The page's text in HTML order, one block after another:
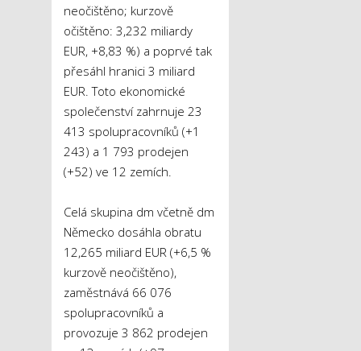
neočištěno; kurzově
očištěno: 3,232 miliardy
EUR, +8,83 %) a poprvé tak
přesáhl hranici 3 miliard
EUR. Toto ekonomické
společenství zahrnuje 23
413 spolupracovníků (+1
243) a 1 793 prodejen
(+52) ve 12 zemích.
Celá skupina dm včetně dm
Německo dosáhla obratu
12,265 miliard EUR (+6,5 %
kurzově neočištěno),
zaměstnává 66 076
spolupracovníků a
provozuje 3 862 prodejen